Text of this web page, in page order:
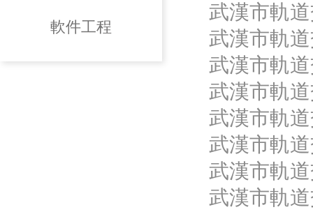
軟件工程
武漢市軌
武漢市軌
武漢市軌道
武漢市軌
武漢市軌
武漢市軌
武漢市軌
武漢市軌